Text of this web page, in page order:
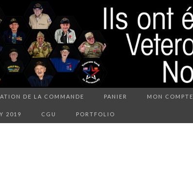
DE LA COMMANDE PANIER MON COMPTE
2019 CGU PORTFOLIO